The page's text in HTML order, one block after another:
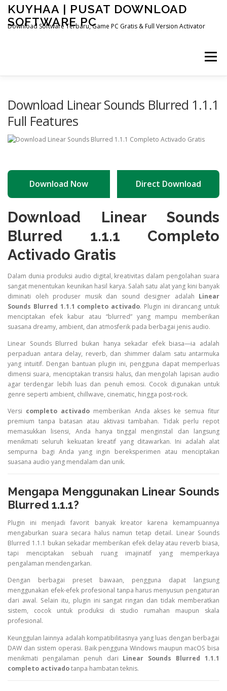
Skip
content
KUYHAA | PUSAT DOWNLOAD
SOFTWARE PC
Download Software Terbaru, Game PC Gratis & Full Version Activator
Menu
Download Linear Sounds Blurred 1.1.1
Full Features
Download Now Direct Download
Download Linear Sounds
Blurred 1.1.1 Completo
Activado Gratis
Dalam dunia produksi audio digital, kreativitas dalam pengolahan suara
sangat menentukan keunikan hasil karya. Salah satu alat yang kini banyak
diminati oleh produser musik dan sound designer adalah Linear
Sounds Blurred 1.1.1 completo activado. Plugin ini dirancang untuk
menciptakan efek kabur atau “blurred” yang mampu memberikan
suasana dreamy, ambient, dan atmosferik pada berbagai jenis audio.
Linear Sounds Blurred bukan hanya sekadar efek biasa—ia adalah
perpaduan antara delay, reverb, dan shimmer dalam satu antarmuka
yang intuitif. Dengan bantuan plugin ini, pengguna dapat memperluas
dimensi suara, menciptakan transisi halus, dan mengolah lapisan audio
agar terdengar lebih luas dan penuh emosi. Cocok digunakan untuk
genre seperti ambient, chillwave, cinematic, hingga post-rock.
Versi completo activado memberikan Anda akses ke semua fitur
premium tanpa batasan atau aktivasi tambahan. Tidak perlu repot
memasukkan lisensi, Anda hanya tinggal menginstal dan langsung
menikmati seluruh kekuatan kreatif yang ditawarkan. Ini adalah alat
sempurna bagi Anda yang ingin bereksperimen atau menciptakan
suasana audio yang mendalam dan unik.
Mengapa Menggunakan Linear Sounds
Blurred 1.1.1?
Plugin ini menjadi favorit banyak kreator karena kemampuannya
mengaburkan suara secara halus namun tetap detail. Linear Sounds
Blurred 1.1.1 bukan sekadar memberikan efek delay atau reverb biasa,
tapi menciptakan sebuah ruang imajinatif yang memperkaya
pengalaman mendengarkan.
Dengan berbagai preset bawaan, pengguna dapat langsung
menggunakan efek-efek profesional tanpa harus menyusun pengaturan
dari awal. Selain itu, plugin ini sangat ringan dan tidak memberatkan
sistem, cocok untuk produksi di studio rumahan maupun skala
profesional.
Keunggulan lainnya adalah kompatibilitasnya yang luas dengan berbagai
DAW dan sistem operasi. Baik pengguna Windows maupun macOS bisa
menikmati pengalaman penuh dari Linear Sounds Blurred 1.1.1
completo activadotanpa hambatan teknis.